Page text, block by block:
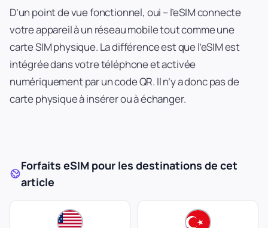
D’un point de vue fonctionnel, oui – l’eSIM connecte
votre appareil à un réseau mobile tout comme une
carte SIM physique. La différence est que l’eSIM est
intégrée dans votre téléphone et activée
numériquement par un code QR. Il n’y a donc pas de
carte physique à insérer ou à échanger.
Forfaits eSIM pour les destinations de cet
article